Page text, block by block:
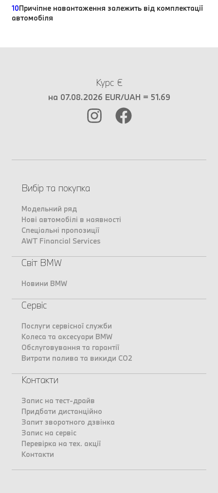
10Причіпне навантаження залежить від комплектації
автомобіля
Курс €
на 07.08.2026 EUR/UAH = 51.69
Вибір та покупка
Модельний ряд
Нові автомобілі в наявності
Спеціальні пропозиції
AWT Financial Services
Світ BMW
Новини BMW
Сервіс
Послуги сервісної служби
Колеса та аксесуари BMW
Обслуговування та гарантії
Витрати палива та викиди CO2
Контакти
Запис на тест-драйв
Придбати дистанційно
Запит зворотного дзвінка
Запис на сервіс
Перевірка на тех. акції
Контакти